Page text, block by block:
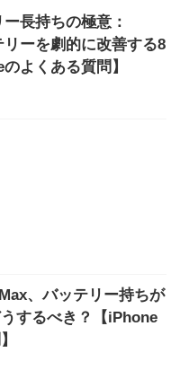
長持ちの極意：
ーを劇的に改善する8
よくある質問】
、バッテリー持ちが
するべき？【iPhone